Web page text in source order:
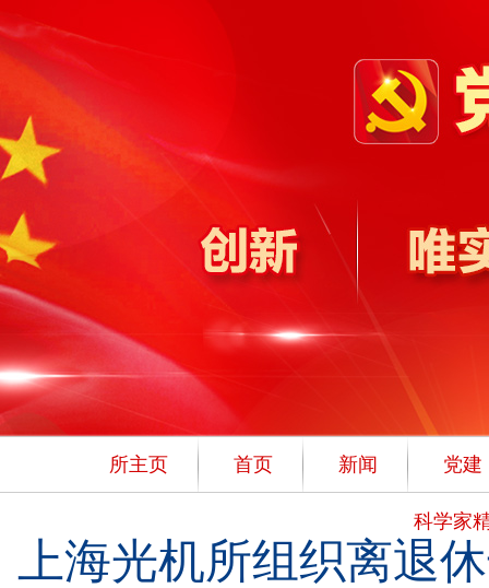
所主页 首页 新闻 党建
科学家
上海光机所组织离退